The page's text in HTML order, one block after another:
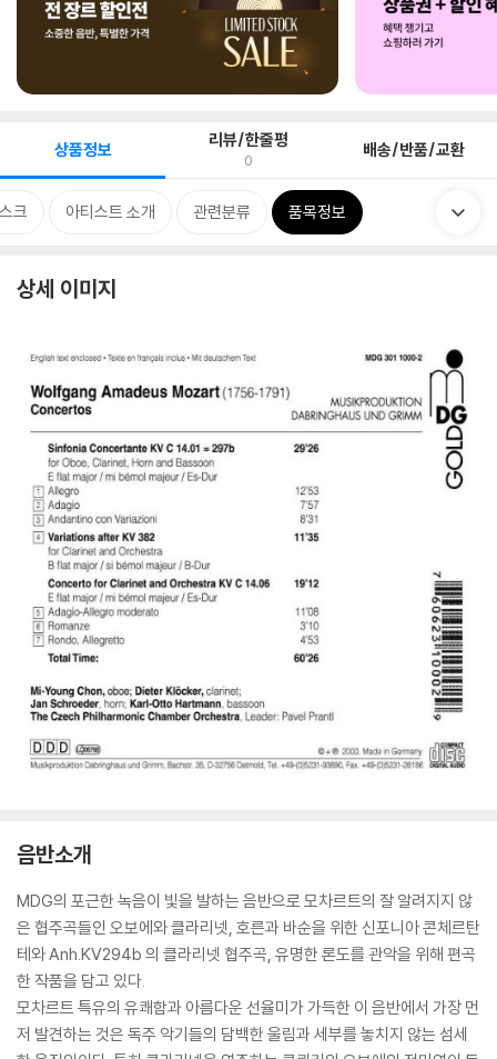
상품정보 리뷰/한줄평
0 배송/반품/교환
크 아티스트 소개 관련분류 품목정보
상세 이미지
음반소개
MDG의 포근한 녹음이 빛을 발하는 음반으로 모차르트의 잘 알려지지 않
은 협주곡들인 오보에와 클라리넷, 호른과 바순을 위한 신포니아 콘체르탄
테와 Anh.KV294b 의 클라리넷 협주곡, 유명한 론도를 관악을 위해 편곡
한 작품을 담고 있다.
모차르트 특유의 유쾌함과 아름다운 선율미가 가득한 이 음반에서 가장 먼
저 발견하는 것은 독주 악기들의 담백한 울림과 세부를 놓치지 않는 섬세